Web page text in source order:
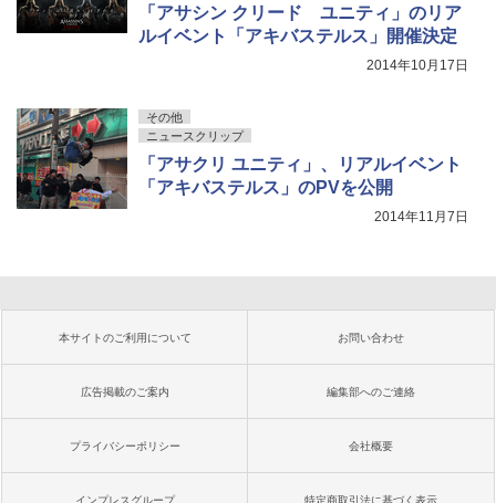
「アサシン クリード ユニティ」のリア
ルイベント「アキバステルス」開催決定
2014年10月17日
その他
ニュースクリップ
「アサクリ ユニティ」、リアルイベント
「アキバステルス」のPVを公開
2014年11月7日
本サイトのご利用について お問い合わせ
広告掲載のご案内 編集部へのご連絡
プライバシーポリシー 会社概要